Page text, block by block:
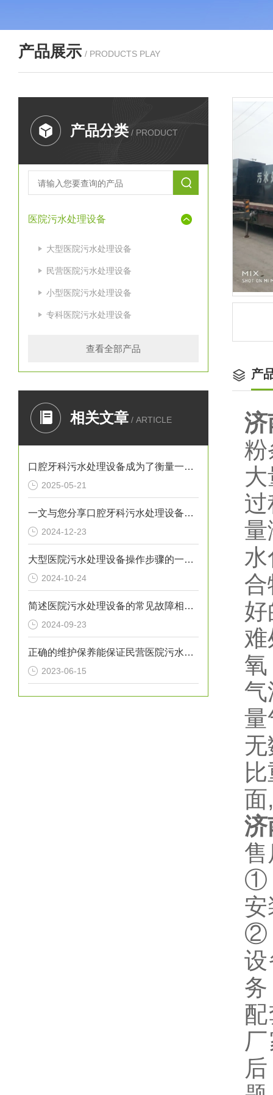
产品展示 / PRODUCTS PLAY
产品分类 / PRODUCT
医院污水处理设备
大型医院污水处理设备
民营医院污水处理设备
小型医院污水处理设备
专科医院污水处理设备
查看全部产品
相关文章 / ARTICLE
口腔牙科污水处理设备成为了衡量一家诊所是否负责任的重要标准
2025-05-21
一文与您分享口腔牙科污水处理设备的常见问题相应解决方法
2024-12-23
大型医院污水处理设备操作步骤的一般指南
2024-10-24
简述医院污水处理设备的常见故障相应解决方法
2024-09-23
正确的维护保养能保证民营医院污水处理设备正常运转
2023-06-15
产
济
粉
量
气
量
面
济